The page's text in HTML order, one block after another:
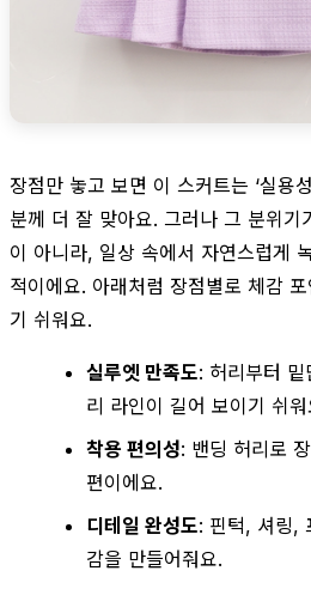
장점만 놓고 보면 이 스커트는 ‘실용
분께 더 잘 맞아요. 그러나 그 분위기
이 아니라, 일상 속에서 자연스럽게
적이에요. 아래처럼 장점별로 체감
기 쉬워요.
실루엣 만족도: 허리부터
리 라인이 길어 보이기 쉬워
착용 편의성: 밴딩 허리로
편이에요.
디테일 완성도: 핀턱, 셔링,
감을 만들어줘요.